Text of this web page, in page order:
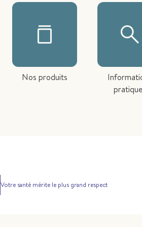
Nos produits
Votre santé mérite le plus grand respect